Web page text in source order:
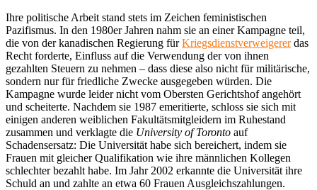
Ihre politische Arbeit stand stets im Zeichen feministischen
Pazifismus. In den 1980er Jahren nahm sie an einer Kampagne teil,
die von der kanadischen Regierung fürKriegsdienstverweigererdas
Recht forderte, Einfluss auf die Verwendung der von ihnen
gezahlten Steuern zu nehmen – dass diese also nicht für militärische,
sondern nur für friedliche Zwecke ausgegeben würden. Die
Kampagne wurde leider nicht vom Obersten Gerichtshof angehört
und scheiterte. Nachdem sie 1987 emeritierte, schloss sie sich mit
einigen anderen weiblichen Fakultätsmitgleidern im Ruhestand
zusammen und verklagte die University of Toronto auf
Schadensersatz: Die Universität habe sich bereichert, indem sie
Frauen mit gleicher Qualifikation wie ihre männlichen Kollegen
schlechter bezahlt habe. Im Jahr 2002 erkannte die Universität ihre
Schuld an und zahlte an etwa 60 Frauen Ausgleichszahlungen.